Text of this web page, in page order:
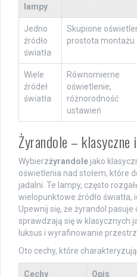
lampy
Jedno
źródło
światła
Skupione
prostota montażu
Wiele
źródeł
światła
Równomierne
oświetlenie,
różnorodność
ustawień
Żyrandole – klasyczne
Wybierzżyrandole jako
oświetlenia nad stołem, które
jadalni. Te lampy, często
wielopunktowe źródło światła,
Upewnij się, że żyrandol
sprawdzają się w klasycznych
luksus i wyrafinowanie
Oto cechy, które
Cechy Opis